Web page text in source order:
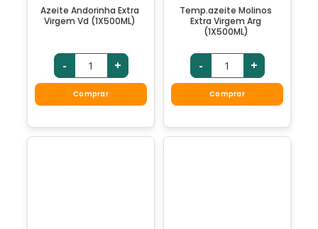
Azeite Andorinha Extra
Virgem Vd (1X500ML)
- +
Comprar
Temp.azeite Molinos
Extra Virgem Arg
(1X500ML)
- +
Comprar